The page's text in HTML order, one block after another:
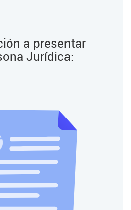
a presentar
Jurídica: